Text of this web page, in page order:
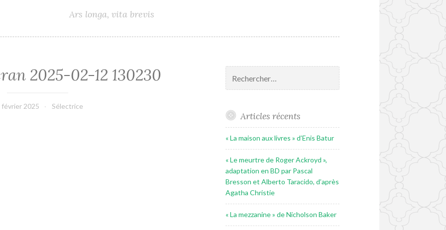
Ars longa, vita brevis
2025-02-12 130230
février 2025 Sélectrice
Articles récents
« La maison aux livres » d’Enis Batur
« Le meurtre de Roger Ackroyd »,
adaptation en BD par Pascal
Bresson et Alberto Taracido, d’après
Agatha Christie
« La mezzanine » de Nicholson Baker